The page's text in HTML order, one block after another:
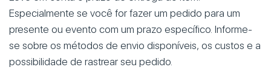
Especialmente se você for fazer um pedido para um
presente ou evento com um prazo específico. Informe-
se sobre os métodos de envio disponíveis, os custos e a
possibilidade de rastrear seu pedido.